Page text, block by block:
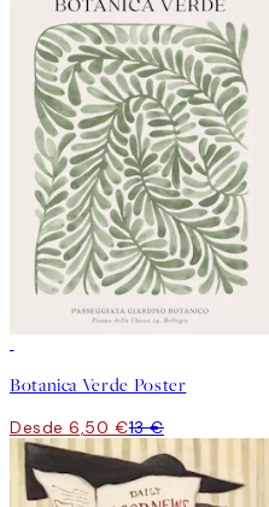
Botanica Verde Poster
Desde 6,50 €13 €